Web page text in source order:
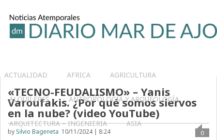
ACTUALIDAD AFRICA AGRICULTURA
ALQUILERES ANTROPOLOGÍA Y ARQUEOLOGÍA
ARQUITECTURA – INGENIERIA ASIA
«TECNO-FEUDALISMO» – Yanis
Varoufakis. ¿Por qué somos siervos
en la nube? (video YouTube)
by Silvio Bageneta 10/11/2024 | 8:24
0